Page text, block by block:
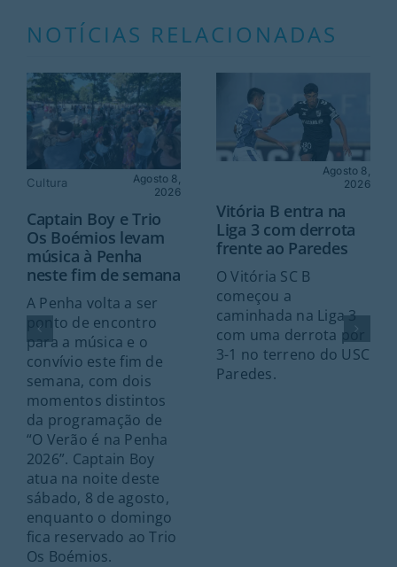
NOTÍCIAS RELACIONADAS
Cultura
Agosto 8,
2026
Captain Boy e Trio
Os Boémios levam
música à Penha
neste fim de semana
A Penha volta a ser
ponto de encontro
para a música e o
convívio este fim de
semana, com dois
momentos distintos
da programação de
“O Verão é na Penha
2026”. Captain Boy
atua na noite deste
sábado, 8 de agosto,
enquanto o domingo
fica reservado ao Trio
Os Boémios.
Agosto 8,
2026
Vitória B entra na
Liga 3 com derrota
frente ao Paredes
O Vitória SC B
começou a
caminhada na Liga 3
com uma derrota por
3-1 no terreno do USC
Paredes.